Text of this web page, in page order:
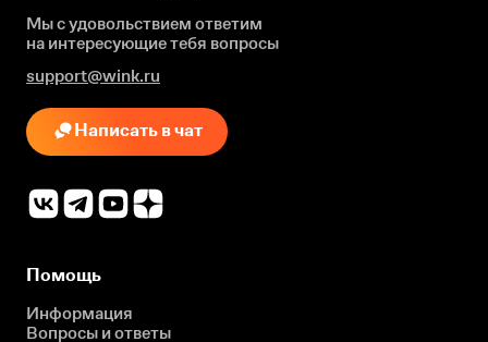
Мы с удовольствием ответим
на интересующиетебя вопросы
support@wink.ru
Написать в чат
Помощь
Информация
Вопросы и ответы